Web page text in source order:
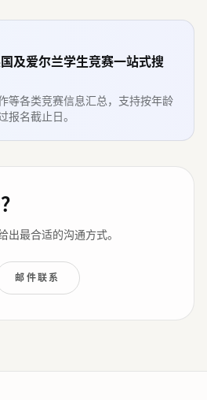
及爱尔兰学生竞赛一站式搜
等各类竞赛信息汇总，支持按年龄
报名截止日。
出最合适的沟通方式。
邮件联系